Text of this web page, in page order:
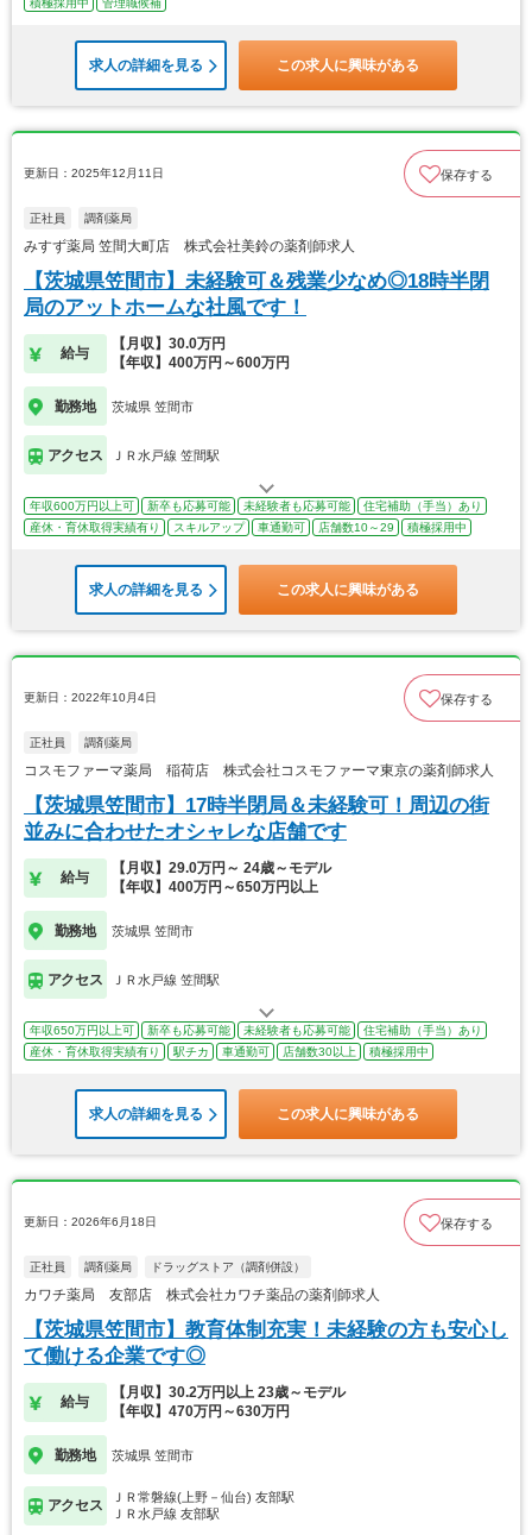
積極採用中 管理職候補
求人の詳細を見る この求人に興味がある
更新日：2025年12月11日 保存する
正社員 調剤薬局
みすず薬局 笠間大町店 株式会社美鈴の薬剤師求人
【茨城県笠間市】未経験可＆残業少なめ◎18時半閉
局のアットホームな社風です！
給与
【月収】30.0万円
【年収】400万円～600万円
勤務地 茨城県 笠間市
アクセス ＪＲ水戸線 笠間駅
年収600万円以上可 新卒も応募可能 未経験者も応募可能
住宅補助（手当）あり
産休・育休取得実績有り
スキルアップ 車通勤可 店舗数10～29 積極採用中
求人の詳細を見る この求人に興味がある
更新日：2022年10月4日 保存する
正社員 調剤薬局
コスモファーマ薬局 稲荷店 株式会社コスモファーマ東京の薬剤師求人
【茨城県笠間市】17時半閉局＆未経験可！周辺の街
並みに合わせたオシャレな店舗です
給与
【月収】29.0万円～ 24歳～モデル
【年収】400万円～650万円以上
勤務地 茨城県 笠間市
アクセス ＪＲ水戸線 笠間駅
年収650万円以上可 新卒も応募可能 未経験者も応募可能
住宅補助（手当）あり
産休・育休取得実績有り
駅チカ 車通勤可 店舗数30以上 積極採用中
求人の詳細を見る この求人に興味がある
更新日：2026年6月18日 保存する
正社員 調剤薬局 ドラッグストア（調剤併設）
カワチ薬局 友部店 株式会社カワチ薬品の薬剤師求人
【茨城県笠間市】教育体制充実！未経験の方も安心し
て働ける企業です◎
給与
【月収】30.2万円以上 23歳～モデル
【年収】470万円～630万円
勤務地 茨城県 笠間市
アクセス
ＪＲ常磐線(上野－仙台) 友部駅
ＪＲ水戸線 友部駅